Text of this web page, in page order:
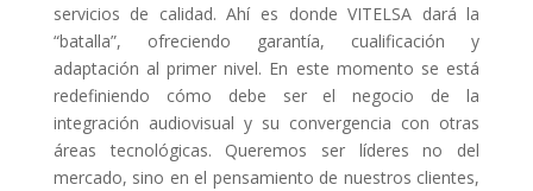
servicios de calidad. Ahí es donde VITELSA dará la
“batalla”, ofreciendo garantía, cualificación y
adaptación al primer nivel. En este momento se está
redefiniendo cómo debe ser el negocio de la
integración audiovisual y su convergencia con otras
áreas tecnológicas. Queremos ser líderes no del
mercado, sino en el pensamiento de nuestros clientes,